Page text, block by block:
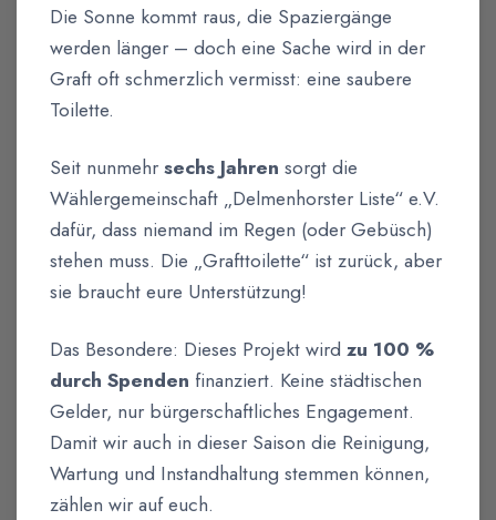
Die Sonne kommt raus, die Spaziergänge
werden länger – doch eine Sache wird in der
Graft oft schmerzlich vermisst: eine saubere
Toilette.
Seit nunmehrsechs Jahren sorgt die
Wählergemeinschaft „Delmenhorster Liste“ e.V.
dafür, dass niemand im Regen (oder Gebüsch)
stehen muss. Die „Grafttoilette“ ist zurück, aber
sie braucht eure Unterstützung!
Das Besondere: Dieses Projekt wird zu 100 %
durch Spenden finanziert. Keine städtischen
Gelder, nur bürgerschaftliches Engagement.
Damit wir auch in dieser Saison die Reinigung,
Wartung und Instandhaltung stemmen können,
zählen wir auf euch.